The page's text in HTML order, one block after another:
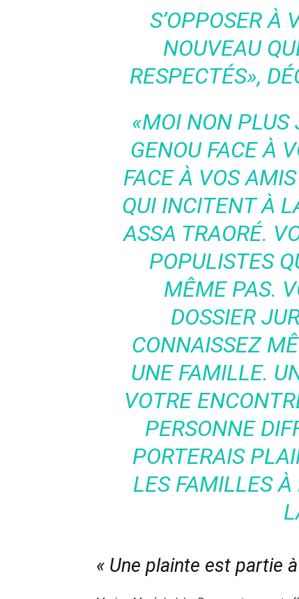
S’OPPOSER À
NOUVEAU
RESPECTÉS»,
«MOI NON PLUS
GENOU FACE À
FACE À VOS
QUI INCITENT À
ASSA TRAORÉ.
POPULISTES
MÊME PAS.
DOSSIER
CONNAISSEZ
UNE FAMILLE.
VOTRE
PERSONNE
PORTERAIS
LES FAMILLES
« Une plainte est partie